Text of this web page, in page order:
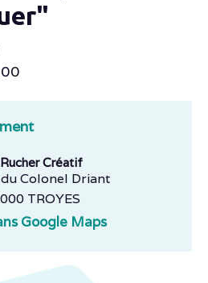
00
Créatif
du Colonel Driant
TROYES
Google Maps